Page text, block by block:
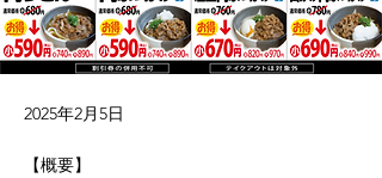
2025年2月5日
【概要】